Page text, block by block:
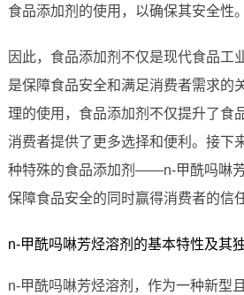
食品添加剂的使用，以确保其安全性。
因此，食品添加剂不仅是现代食品工
是保障食品安全和满足消费者需求的
理的使用，食品添加剂不仅提升了食
消费者提供了更多选择和便利。接下
种特殊的食品添加剂——n-甲酰吗啉
保障食品安全的同时赢得消费者的信任
n-甲酰吗啉芳烃溶剂的基本特性及其
n-甲酰吗啉芳烃溶剂，作为一种新型